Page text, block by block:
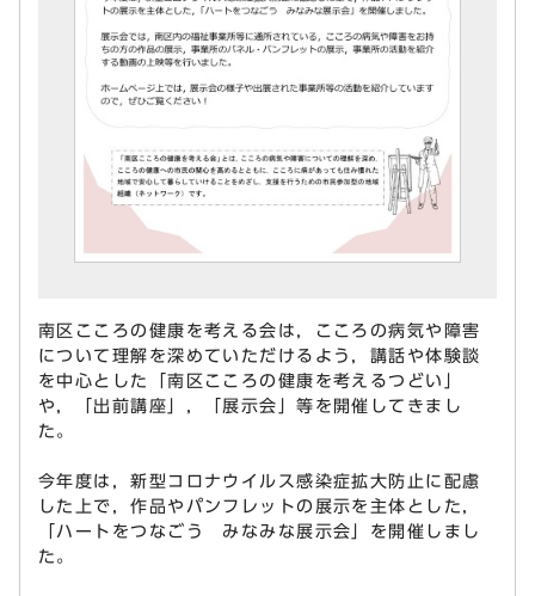
南区こころの健康を考える会は，こころの病気や障害
について理解を深めていただけるよう，講話や体験談
を中心とした「南区こころの健康を考えるつどい」
や，「出前講座」，「展示会」等を開催してきまし
た。
今年度は，新型コロナウイルス感染症拡大防止に配慮
した上で，作品やパンフレットの展示を主体とした，
「ハートをつなごう みなみな展示会」を開催しまし
た。